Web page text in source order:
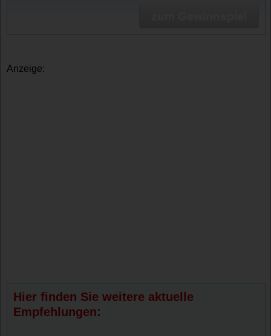
Anzeige:
Hier finden Sie weitere aktuelle
Empfehlungen: